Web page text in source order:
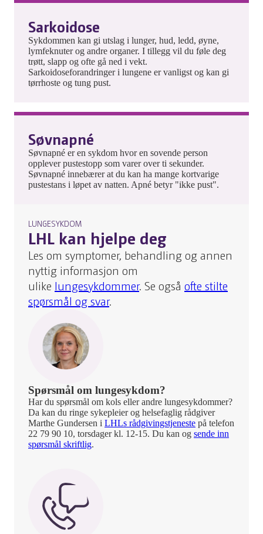
Sarkoidose
Sykdommen kan gi utslag i lunger, hud, ledd, øyne,
lymfeknuter og andre organer. I tillegg vil du føle deg
trøtt, slapp og ofte gå ned i vekt.
Sarkoidoseforandringer i lungene er vanligst og kan gi
tørrhoste og tung pust.
Søvnapné
Søvnapné er en sykdom hvor en sovende person
opplever pustestopp som varer over ti sekunder.
Søvnapné innebærer at du kan ha mange kortvarige
pustestans i løpet av natten. Apné betyr "ikke pust".
LUNGESYKDOM
LHL kan hjelpe deg
Les om symptomer, behandling og annen
nyttig informasjon om
ulike lungesykdommer. Se også ofte stilte
spørsmål og svar.
Spørsmål om lungesykdom?
Har du spørsmål om kols eller andre lungesykdommer?
Da kan du ringe sykepleier og helsefaglig rådgiver
Marthe Gundersen i LHLs rådgivingstjeneste på telefon
22 79 90 10, torsdager kl. 12-15. Du kan og sende inn
spørsmål skriftlig.